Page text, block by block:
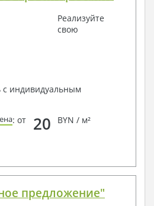
консультацию у
Вы можете любым
Реализуйте
свою
с индивидуальным
: от 20 BYN / м²
предложение"